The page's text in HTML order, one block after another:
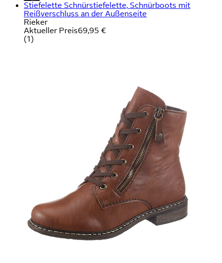
Stiefelette Schnürstiefelette, Schnürboots mit
Reißverschluss an der Außenseite
Rieker
Aktueller Preis69,95 €
(1)